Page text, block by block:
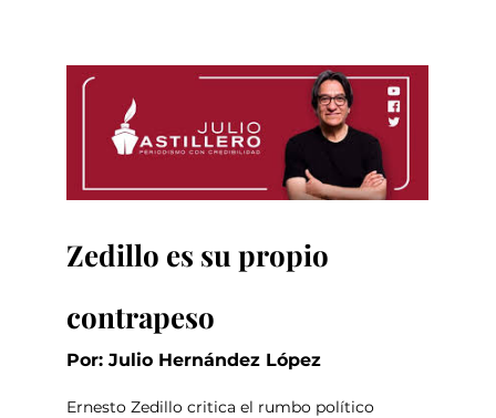
Zedillo es su propio
contrapeso
Por: Julio Hernández López
Ernesto Zedillo critica el rumbo político